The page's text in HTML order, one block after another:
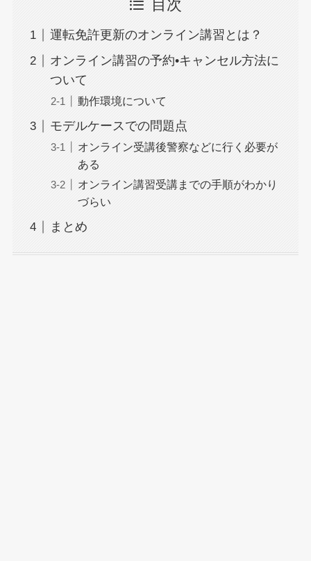
目次
運転免許更新のオンライン講習とは？
オンライン講習の予約•キャンセル方法に
ついて
動作環境について
モデルケースでの問題点
オンライン受講後警察などに行く必要が
ある
オンライン講習受講までの手順がわかり
づらい
まとめ